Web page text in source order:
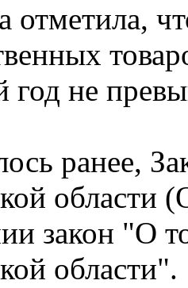
отметила,
не
ранее,
области
закон "О
области".